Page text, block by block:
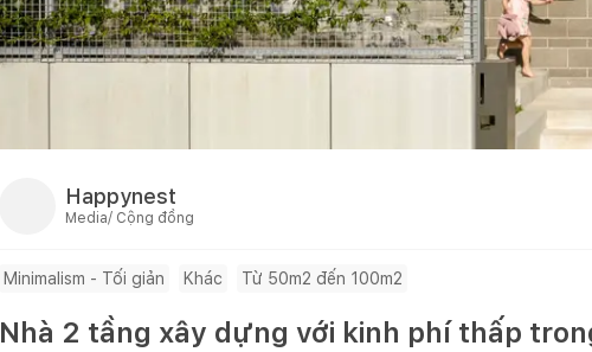
Happynest
Media/ Cộng đồng
Minimalism - Tối giản Khác Từ 50m2 đến 100m2
Nhà 2 tầng xây dựng với kinh phí thấp